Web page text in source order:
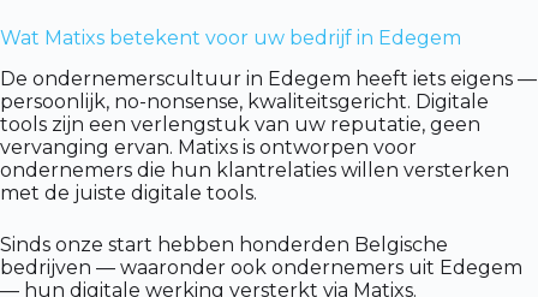
Wat Matixs betekent voor uw bedrijf in Edegem
De ondernemerscultuur in Edegem heeft iets eigens —
persoonlijk, no-nonsense, kwaliteitsgericht. Digitale
tools zijn een verlengstuk van uw reputatie, geen
vervanging ervan. Matixs is ontworpen voor
ondernemers die hun klantrelaties willen versterken
met de juiste digitale tools.
Sinds onze start hebben honderden Belgische
bedrijven — waaronder ook ondernemers uit Edegem
— hun digitale werking versterkt via Matixs.